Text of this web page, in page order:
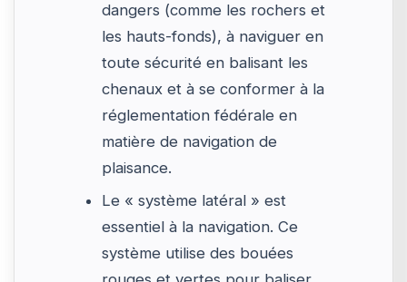
dangers (comme les rochers et
les hauts-fonds), à naviguer en
toute sécurité en balisant les
chenaux et à se conformer à la
réglementation fédérale en
matière de navigation de
plaisance.
Le « système latéral » est
essentiel à la navigation. Ce
système utilise des bouées